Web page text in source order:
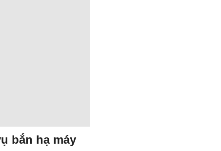
bắn hạ máy